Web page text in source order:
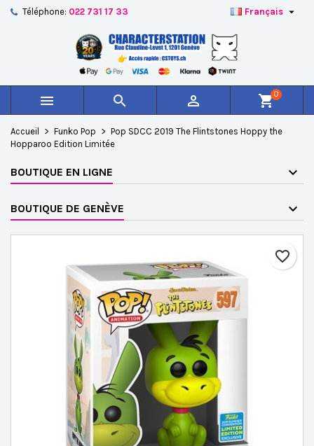
Téléphone: 022 731 17 33 Français 
   shopping_cart0
Accueil Funko Pop
Pop SDCC 2019 The Flintstones Hoppy the
Hopparoo Edition Limitée
BOUTIQUE EN LIGNE
BOUTIQUE DE GENÈVE
favorite_border
Créer une nouvelle liste
Nom de la liste d'envies
Annuler Créer une liste d'envies
Vous devez être connecté pour ajouter des produits à
votre liste d'envies.